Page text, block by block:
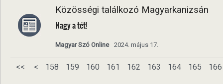
Közösségi találkozó Magyarkanizsán
Nagy a tét!
Magyar Szó Online 2024. május 17.
<< < 158 159 160 161 162 163 164 165 166